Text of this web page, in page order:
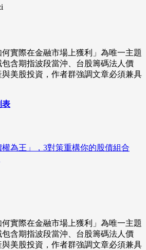
實際在金融市場上獲利」為唯一主題
含期指波段當沖、台股籌碼法人價
美股投資，作者群強調文章必須兼具
表
為王」，3對策重構你的股債組合
實際在金融市場上獲利」為唯一主題
含期指波段當沖、台股籌碼法人價
美股投資，作者群強調文章必須兼具